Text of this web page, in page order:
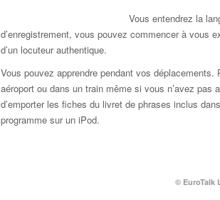
Vous entendrez la
d’enregistrement, vous pouvez commencer à vous
d’un locuteur authentique.
Vous pouvez apprendre pendant vos
aéroport ou dans un train même si vous n’avez pas
d’emporter les fiches du livret de phrases inclus
programme sur un iPod.
© EuroTalk